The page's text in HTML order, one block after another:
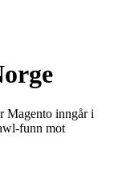
Magento inngår i
funn mot